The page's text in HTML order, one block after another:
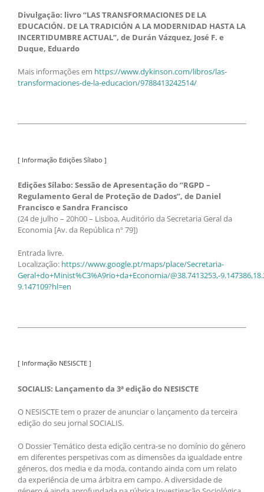
Divulgação: livro “LAS TRANSFORMACIONES DE LA
EDUCACIÓN. DE LA TRADICIÓN A LA MODERNIDAD HASTA LA
INCERTIDUMBRE ACTUAL”, de Durán Vázquez, José F. e
Duque, Eduardo
Mais informações em https://www.dykinson.com/libros/las-
transformaciones-de-la-educacion/9788413242514/
[ Informação Edições Sílabo ]
Edições Sílabo: Sessão de Apresentação do “RGPD –
Regulamento Geral de Proteção de Dados”, de Daniel
Francisco e Sandra Francisco
(24 de julho – 20h00 – Lisboa, Auditório da Secretaria Geral da
Economia [Av. da República nº 79])
Entrada livre.
Localização: https://www.google.pt/maps/place/Secretaria-
Geral+do+Minist%C3%A9rio+da+Economia/@38.7413253,-
9.147109?hl=en
[ Informação NESISCTE ]
SOCIALIS: Lançamento da 3ª edição do NESISCTE
O NESISCTE tem o prazer de anunciar o lançamento da terceira
edição do seu jornal SOCIALIS.
O Dossier Temático desta edição centra-se no domínio do género
em diferentes perspetivas com as dimensões da igualdade entre
géneros, dos media e da moda, contando ainda com um relato
da experiência de uma árbitra em campo. A diversidade de